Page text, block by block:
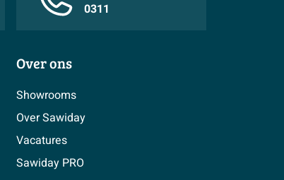
0311
Over ons
Showrooms
Over Sawiday
Vacatures
Sawiday PRO